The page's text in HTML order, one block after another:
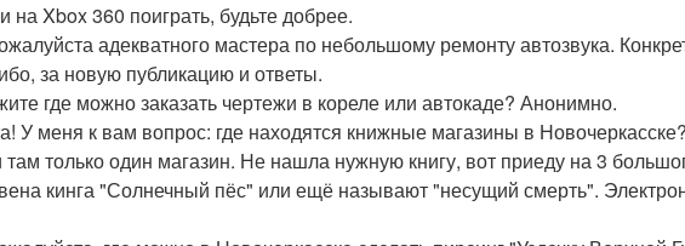
на Xbox 360 поиграть, будьте добрее.
адекватного мастера по небольшому ремонту автозвука.
за новую публикацию и ответы.
где можно заказать чертежи в кореле или автокаде? Анонимно.
У меня к вам вопрос: где находятся книжные магазины в
там только один магазин. Не нашла нужную книгу, вот приеду на 3
кинга "Солнечный пёс" или ещё называют "несущий смерть".